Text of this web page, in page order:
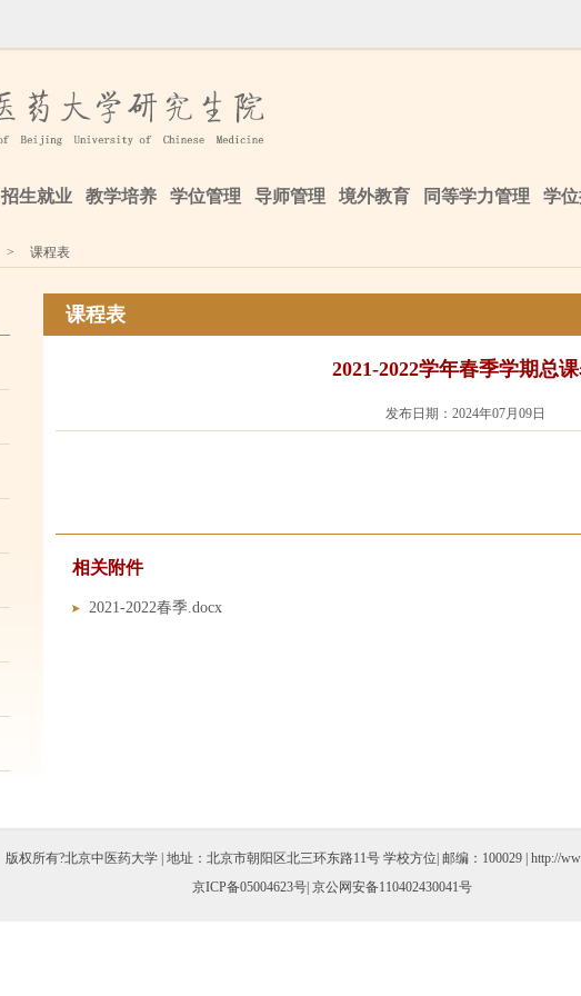
招生就业 教学培养 学位管理 导师管理 境外教育 同等学力管理 学
> 课程表
课程表
2021-2022学年春季学期总
发布日期：2024年07月09日
相关附件
2021-2022春季.docx
版权所有?北京中医药大学 | 地址：北京市朝阳区北三环东路11号 学校方位| 邮编：100029 | http://
京ICP备05004623号 | 京公网安备110402430041号